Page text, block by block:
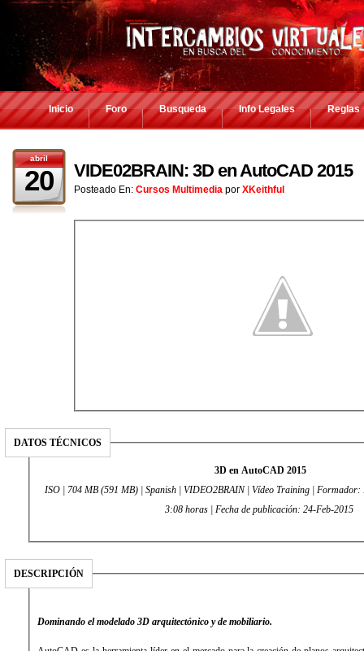
Inicio Foro Busqueda Info Legales Reglas
abril
20 VIDE02BRAIN: 3D en AutoCAD 2015
Posteado En: Cursos Multimedia por XKeithful
DATOS TÉCNICOS
3D en AutoCAD 2015
ISO | 704 MB (591 MB) | Spanish | VIDEO2BRAIN | Vídeo Training |
3:08 horas | Fecha de publicación: 24-Feb-2015
DESCRIPCIÓN
Dominando el modelado 3D arquitectónico y de mobiliario.